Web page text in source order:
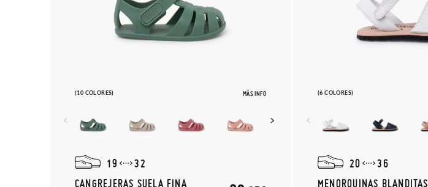
(10 COLORES) MÁS INFO
19
32
CANGREJERAS SUELA FINA
(6 COLORES)
20
36
MENORQUINAS BLANDITAS